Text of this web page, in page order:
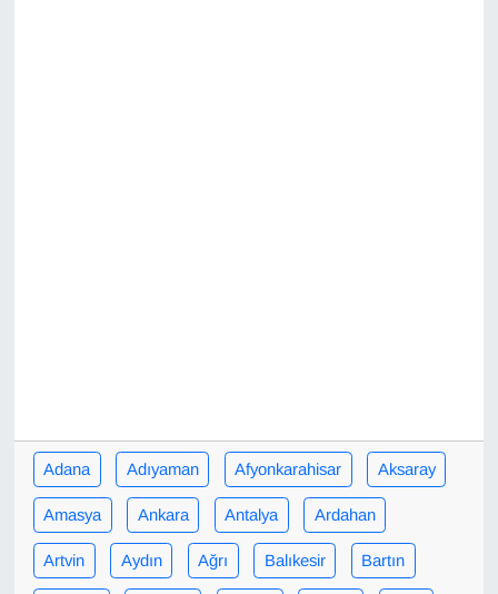
Adana Adıyaman Afyonkarahisar Aksaray
Amasya Ankara Antalya Ardahan
Artvin Aydın Ağrı Balıkesir Bartın
GENEL
Güncel
Gündem